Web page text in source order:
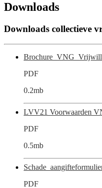
Downloads
Downloads collectieve
PDF
0.2mb
LVV21 Voorwaarden
PDF
0.5mb
PDF